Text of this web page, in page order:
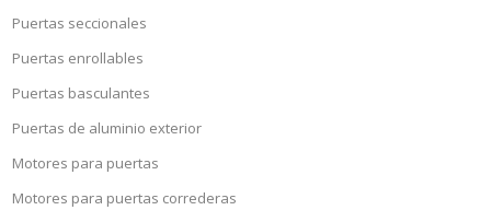
Puertas seccionales
Puertas enrollables
Puertas basculantes
Puertas de aluminio exterior
Motores para puertas
Motores para puertas correderas